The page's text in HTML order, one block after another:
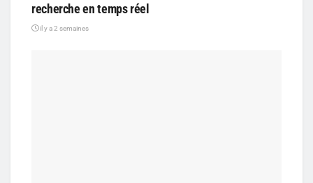
recherche en temps réel
il y a 2 semaines